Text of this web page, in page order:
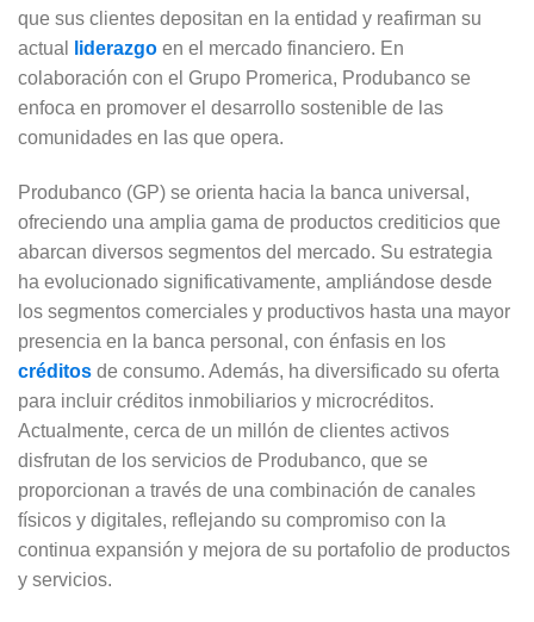
que sus clientes depositan en la entidad y reafirman su
actual
liderazgo en el mercado financiero. En
colaboración con el Grupo Promerica, Produbanco se
enfoca en promover el desarrollo sostenible de las
comunidades en las que opera.
Produbanco (GP) se orienta hacia la banca universal,
ofreciendo una amplia gama de productos crediticios que
abarcan diversos segmentos del mercado. Su estrategia
ha evolucionado significativamente, ampliándose desde
los segmentos comerciales y productivos hasta una mayor
presencia en la banca personal, con énfasis en los
créditos de consumo. Además, ha diversificado su oferta
para incluir créditos inmobiliarios y microcréditos.
Actualmente, cerca de un millón de clientes activos
disfrutan de los servicios de Produbanco, que se
proporcionan a través de una combinación de canales
físicos y digitales, reflejando su compromiso con la
continua expansión y mejora de su portafolio de productos
y servicios.